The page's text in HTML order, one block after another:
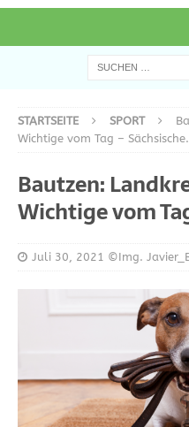
STARTSEITE SPORT
Wichtige vom Tag –
Bautzen:
Wichtige vom
Juli 30, 2021 ©Img.